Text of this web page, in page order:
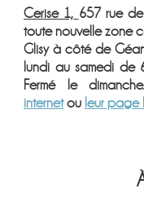
Cerise 1, 657 rue
toute nouvelle zone
Glisy à côté de
lundi au samedi de
Fermé le
internetou leur